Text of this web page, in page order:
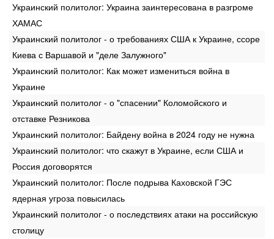
Украинский политолог: Украина заинтересована в разгроме
ХАМАС
Украинский политолог - о требованиях США к Украине, ссоре
Киева с Варшавой и "деле Залужного"
Украинский политолог: Как может измениться война в
Украине
Украинский политолог - о "спасении" Коломойского и
отставке Резникова
Украинский политолог: Байдену война в 2024 году не нужна
Украинский политолог: что скажут в Украине, если США и
Россия договорятся
Украинский политолог: После подрыва Каховской ГЭС
ядерная угроза повысилась
Украинский политолог - о последствиях атаки на российскую
столицу